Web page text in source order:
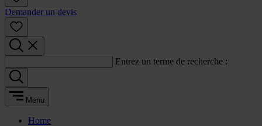
Demander un devis
Entrez un terme de recherche :
Menu
Home